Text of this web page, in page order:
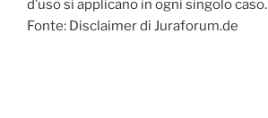
d’uso si applicano in ogni singolo caso.
Fonte: Disclaimer di Juraforum.de